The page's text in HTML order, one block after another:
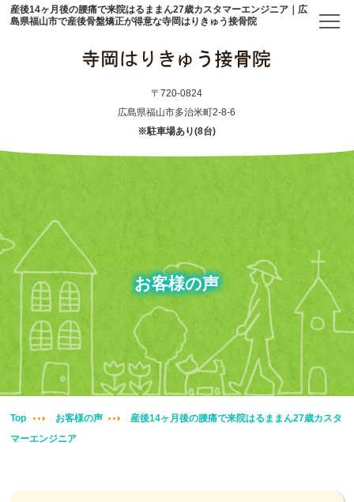
産後14ヶ月後の腰痛で来院はるままん27歳カスタマーエンジニア｜広
島県福山市で産後骨盤矯正が得意な寺岡はりきゅう接骨院
〒720-0824
広島県福山市多治米町2-8-6
※駐車場あり(8台)
初めての方へ
アクセス
メニュー・料金表
産後骨盤矯正
妊婦整体
頭痛・肩こり
腰痛・膝痛
お客様の声
Top お客様の声
産後14ヶ月後の腰痛で来院はるままん27歳カスタ
マーエンジニア